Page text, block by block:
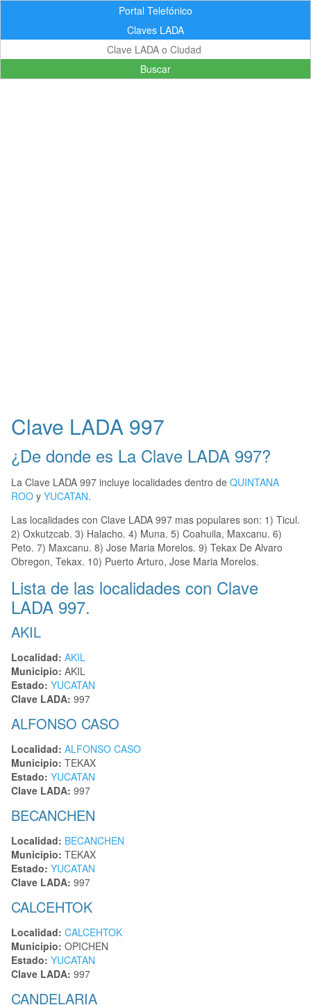
Portal Telefónico
Claves LADA
Buscar
Clave LADA 997
¿De donde es La Clave LADA 997?
La Clave LADA 997 incluye localidades dentro de QUINTANA
ROO y YUCATAN.
Las localidades con Clave LADA 997 mas populares son: 1) Ticul.
2) Oxkutzcab. 3) Halacho. 4) Muna. 5) Coahuila, Maxcanu. 6)
Peto. 7) Maxcanu. 8) Jose Maria Morelos. 9) Tekax De Alvaro
Obregon, Tekax. 10) Puerto Arturo, Jose Maria Morelos.
Lista de las localidades con Clave
LADA 997.
AKIL
Localidad: AKIL
Municipio: AKIL
Estado: YUCATAN
Clave LADA: 997
ALFONSO CASO
Localidad: ALFONSO CASO
Municipio: TEKAX
Estado: YUCATAN
Clave LADA: 997
BECANCHEN
Localidad: BECANCHEN
Municipio: TEKAX
Estado: YUCATAN
Clave LADA: 997
CALCEHTOK
Localidad: CALCEHTOK
Municipio: OPICHEN
Estado: YUCATAN
Clave LADA: 997
CANDELARIA